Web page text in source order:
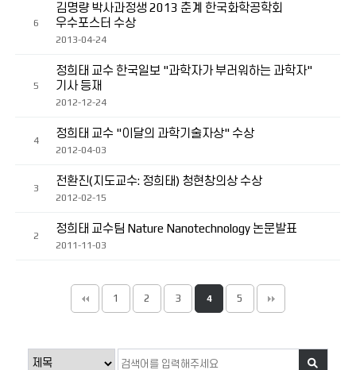
6
김명량 박사과정생 2013 춘계 한국화학공학회
우수포스터 수상
2013-04-24
5
정희태 교수 한국일보 "과학자가 부러워하는 과학자"
기사 등재
2012-12-24
4
정희태 교수 "이달의 과학기술자상" 수상
2012-04-03
3
전환진(지도교수: 정희태) 청현창의상 수상
2012-02-15
2
정희태 교수팀 Nature Nanotechnology 논문발표
2011-11-03
1 2 3 4 5